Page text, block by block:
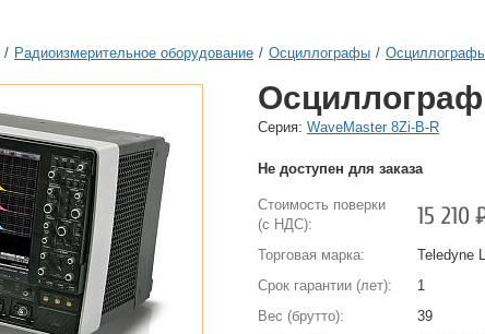
/ Радиоизмерительное оборудование / Осциллографы /
Осциллограф
Cерия: WaveMaster 8Zi-B-R
Не доступен для заказа
Стоимость поверки
(с НДС):
15 210
Торговая марка:
Teledyne
Срок гарантии (лет):
1
Вес (брутто):
39